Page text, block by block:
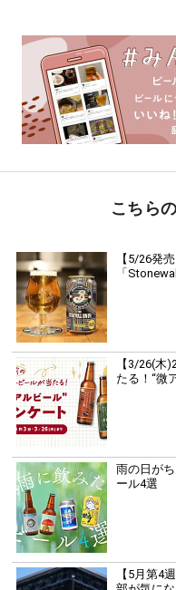
こちら
【5/26発
「
【3/26(木
たる！“微
雨の日が
ール4選
【5月第4